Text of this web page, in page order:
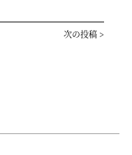
次の投稿 >